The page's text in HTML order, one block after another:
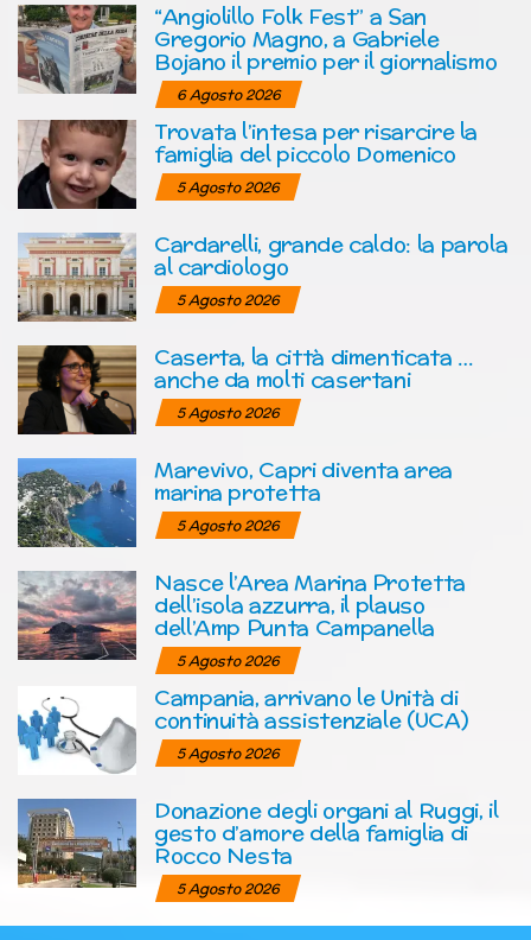
“Angiolillo Folk Fest” a San
Gregorio Magno, a Gabriele
Bojano il premio per il giornalismo
6 Agosto 2026
Trovata l’intesa per risarcire la
famiglia del piccolo Domenico
5 Agosto 2026
Cardarelli, grande caldo: la parola
al cardiologo
5 Agosto 2026
Caserta, la città dimenticata …
anche da molti casertani
5 Agosto 2026
Marevivo, Capri diventa area
marina protetta
5 Agosto 2026
Nasce l’Area Marina Protetta
dell’isola azzurra, il plauso
dell’Amp Punta Campanella
5 Agosto 2026
Campania, arrivano le Unità di
continuità assistenziale (UCA)
5 Agosto 2026
Donazione degli organi al Ruggi, il
gesto d’amore della famiglia di
Rocco Nesta
5 Agosto 2026